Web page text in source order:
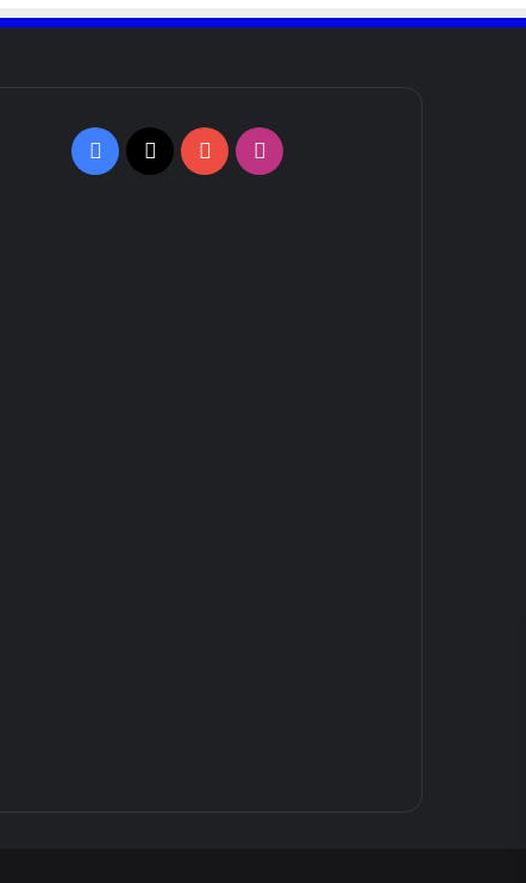
Facebook
X YouTubeInstagram